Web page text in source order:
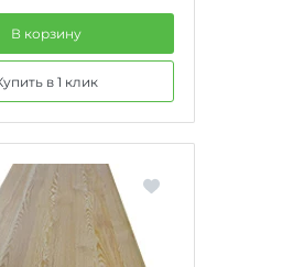
В корзину
в 1 клик